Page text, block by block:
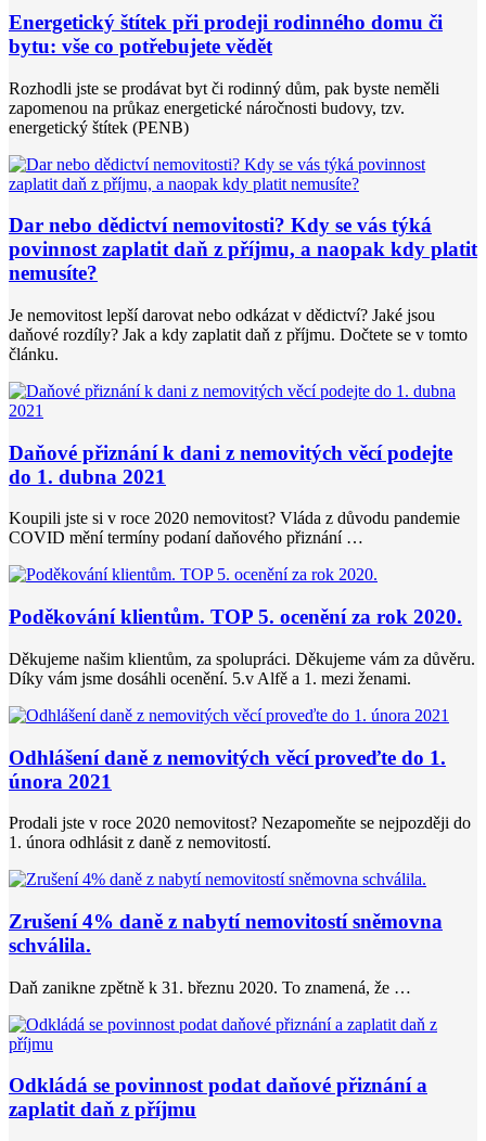
Energetický štítek při prodeji rodinného domu či
bytu: vše co potřebujete vědět
Rozhodli jste se prodávat byt či rodinný dům, pak byste neměli
zapomenou na průkaz energetické náročnosti budovy, tzv.
energetický štítek (PENB)
Dar nebo dědictví nemovitosti? Kdy se vás týká
povinnost zaplatit daň z příjmu, a naopak kdy platit
nemusíte?
Je nemovitost lepší darovat nebo odkázat v dědictví? Jaké jsou
daňové rozdíly? Jak a kdy zaplatit daň z příjmu. Dočtete se v tomto
článku.
Daňové přiznání k dani z nemovitých věcí podejte
do 1. dubna 2021
Koupili jste si v roce 2020 nemovitost? Vláda z důvodu pandemie
COVID mění termíny podaní daňového přiznání …
Poděkování klientům. TOP 5. ocenění za rok 2020.
Děkujeme našim klientům, za spolupráci. Děkujeme vám za důvěru.
Díky vám jsme dosáhli ocenění. 5.v Alfě a 1. mezi ženami.
Odhlášení daně z nemovitých věcí proveďte do 1.
února 2021
Prodali jste v roce 2020 nemovitost? Nezapomeňte se nejpozději do
1. února odhlásit z daně z nemovitostí.
Zrušení 4% daně z nabytí nemovitostí sněmovna
schválila.
Daň zanikne zpětně k 31. březnu 2020. To znamená, že …
Odkládá se povinnost podat daňové přiznání a
zaplatit daň z příjmu